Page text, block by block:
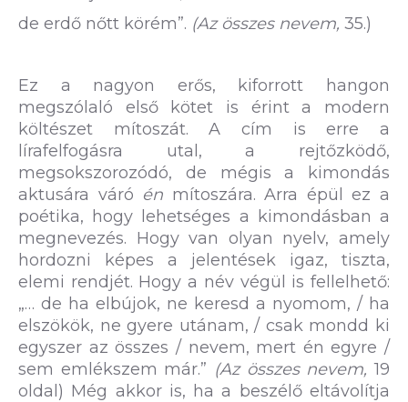
de erdő nőtt körém”. (Az összes nevem, 35.)
Ez a nagyon erős, kiforrott hangon
megszólaló első kötet is érint a modern
költészet mítoszát. A cím is erre a
lírafelfogásra utal, a rejtőzködő,
megsokszorozódó, de mégis a kimondás
aktusára váró én mítoszára. Arra épül ez a
poétika, hogy lehetséges a kimondásban a
megnevezés. Hogy van olyan nyelv, amely
hordozni képes a jelentések igaz, tiszta,
elemi rendjét. Hogy a név végül is fellelhető:
„… de ha elbújok, ne keresd a nyomom, / ha
elszökök, ne gyere utánam, / csak mondd ki
egyszer az összes / nevem, mert én egyre /
sem emlékszem már.” (Az összes nevem, 19
oldal) Még akkor is, ha a beszélő eltávolítja